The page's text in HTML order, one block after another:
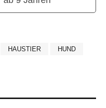
HAUSTIER
HUND